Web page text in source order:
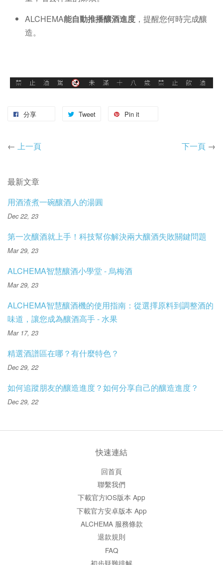
ALCHEMA能自動推播釀酒進度 ，提醒您何時完成釀
造。
分享 Tweet Pin it
← 上一頁 下一頁 →
最新文章
用酒渣煮一碗釀酒人的湯圓
Dec 22, 23
第一次釀酒就上手！科技幫你解決兩大釀酒失敗關鍵問題
Mar 29, 23
ALCHEMA智慧釀酒小學堂 - 烏梅酒
Mar 29, 23
ALCHEMA智慧釀酒機的使用指南：從選擇原料到調整酒的
味道，讓您成為釀酒高手 - 水果
Mar 17, 23
精選酒譜區在哪？有什麼特色？
Dec 29, 22
如何追蹤朋友的釀造進度？如何分享自己的釀造進度？
Dec 29, 22
快速連結
回首頁
聯繫我們
下載官方iOS版本 App
下載官方安卓版本 App
ALCHEMA 服務條款
退款規則
FAQ